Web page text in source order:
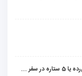
مقایسه هزینه اقامت هتل معمولی، میان‌رده یا 5 ستاره در سفر زیارتی عراق